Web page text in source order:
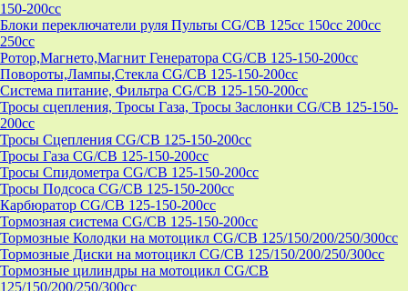
150-200cc
Блоки переключатели руля Пульты CG/CB 125cc 150cc 200cc
250cc
Ротор,Магнето,Магнит Генератора CG/CB 125-150-200cc
Повороты,Лампы,Стекла CG/CB 125-150-200cc
Система питание, Фильтра CG/CB 125-150-200cc
Тросы сцепления, Тросы Газа, Тросы Заслонки CG/CB 125-150-
200cc
Тросы Сцепления CG/CB 125-150-200cc
Тросы Газа CG/CB 125-150-200cc
Тросы Спидометра CG/CB 125-150-200cc
Тросы Подсоса CG/CB 125-150-200cc
Карбюратор CG/CB 125-150-200cc
Тормозная система CG/CB 125-150-200cc
Тормозные Колодки на мотоцикл CG/CB 125/150/200/250/300cc
Тормозные Диски на мотоцикл CG/CB 125/150/200/250/300cc
Тормозные цилиндры на мотоцикл CG/CB
125/150/200/250/300cc